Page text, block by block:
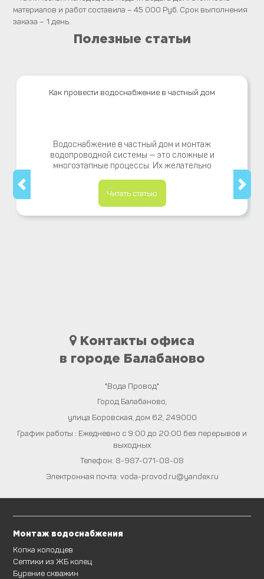
материалов и работ составила – 45 000 Руб. Срок выполнения
заказа – 1 день.
Полезные статьи
Как провести водоснабжение в частный дом
Водоснабжение в частный дом и монтаж
водопроводной системы — это сложные и
многоэтапные процессы. Их желательно
Читать статью
Контакты офиса
в городе Балабаново
"Вода Провод"
Город Балабаново,
улица Боровская, дом 62 249000
График работы : Ежедневно с 9:00 до 20:00 без перерывов и
выходных
Телефон: 8-987-071-08-08
Электронная почта: voda-provod.ru@yandex.ru
Монтаж водоснабжения
Копка колодцев
Септики из ЖБ колец
Бурение скважин